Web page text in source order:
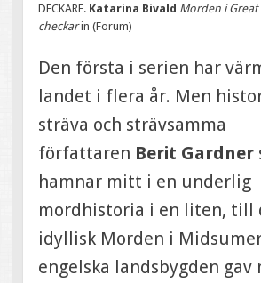
DECKARE. Katarina Bivald Morden i
checkarin (Forum)
Den första i serien har
landet i flera år. Men
sträva och strävsamma
författaren Berit Gardner
hamnar mitt i en underlig
mordhistoria i en liten, till
idyllisk Morden i
engelska landsbygden gav